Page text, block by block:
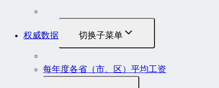
权威数据 切换子菜单
每年度各省（市、区）平均工资